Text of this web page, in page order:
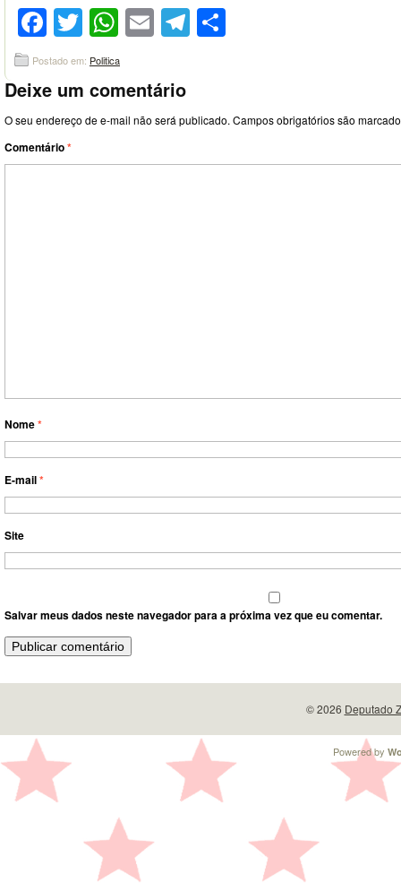
Facebook
Twitter
WhatsApp
EmailTelegram
Postado em: Politica
Deixe um comentário
O seu endereço de e-mail não será publicado. Campos obrigatórios são
Comentário*
Nome*
E-mail*
Site
Salvar meus dados neste navegador para a próxima vez que eu comentar.
© 2026 Deputado
Powered by